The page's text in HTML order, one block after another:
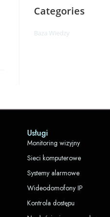
Categories
Baza Wiedzy
Usługi
Monitoring wizyjny
Sieci komputerowe
Systemy alarmowe
Wideodomofony IP
Kontrola dostępu